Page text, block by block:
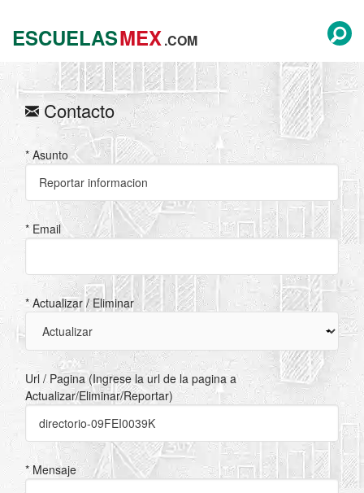
ESCUELASMEX.COM
Contacto
* Asunto
* Email
* Actualizar / Eliminar
Url / Pagina (Ingrese la url de la pagina a
Actualizar/Eliminar/Reportar)
* Mensaje